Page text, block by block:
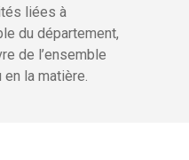
liées à
du département,
de l’ensemble
la matière.